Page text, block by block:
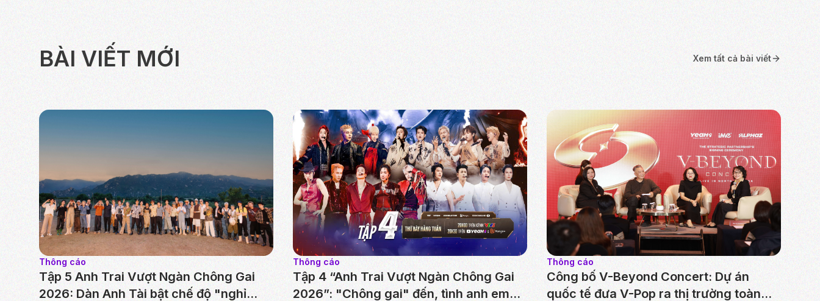
BÀI VIẾT MỚI Xem tất cả bài viết
Thông cáo
Tập 5 Anh Trai Vượt Ngàn Chông Gai
2026: Dàn Anh Tài bật chế độ "nghỉ
Thông cáo
Tập 4 “Anh Trai Vượt Ngàn Chông Gai
2026”: "Chông gai" đến, tình anh em
Thông cáo
Công bố V-Beyond Concert: Dự án
quốc tế đưa V-Pop ra thị trường toàn